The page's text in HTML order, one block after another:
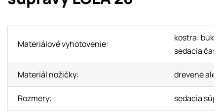
Materiálové vyhotovenie:
kostra:
sedacia
Materiál nožičky: drevené
Rozmery: sedacia